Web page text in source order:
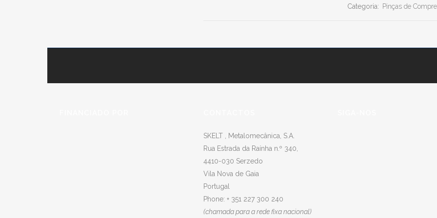
Categoria: Pinças de
SKELT , Metalomecânica, S.A.
Rua Estrada da Raínha n.º 340,
4410-030 Serzedo
Vila Nova de Gaia
Portugal
Phone: + 351 227 300 240
(chamada para a rede fixa nacional)